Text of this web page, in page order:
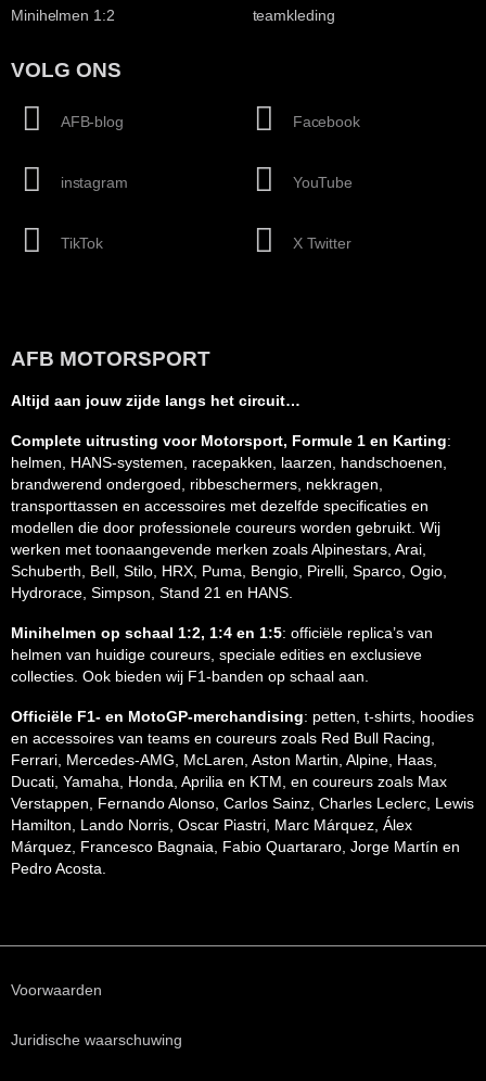
Minihelmen 1:2 teamkleding
VOLG ONS
AFB-blog
instagram
TikTok
Facebook
YouTube
X Twitter
AFB MOTORSPORT
Altijd aan jouw zijde langs het circuit…
Complete uitrusting voor Motorsport, Formule 1 en Karting:
helmen, HANS-systemen, racepakken, laarzen, handschoenen,
brandwerend ondergoed, ribbeschermers, nekkragen,
transporttassen en accessoires met dezelfde specificaties en
modellen die door professionele coureurs worden gebruikt. Wij
werken met toonaangevende merken zoals Alpinestars, Arai,
Schuberth, Bell, Stilo, HRX, Puma, Bengio, Pirelli, Sparco, Ogio,
Hydrorace, Simpson, Stand 21 en HANS.
Minihelmen op schaal 1:2, 1:4 en 1:5: officiële replica’s van
helmen van huidige coureurs, speciale edities en exclusieve
collecties. Ook bieden wij F1-banden op schaal aan.
Officiële F1- en MotoGP-merchandising: petten, t-shirts, hoodies
en accessoires van teams en coureurs zoals Red Bull Racing,
Ferrari, Mercedes-AMG, McLaren, Aston Martin, Alpine, Haas,
Ducati, Yamaha, Honda, Aprilia en KTM, en coureurs zoals Max
Verstappen, Fernando Alonso, Carlos Sainz, Charles Leclerc, Lewis
Hamilton, Lando Norris, Oscar Piastri, Marc Márquez, Álex
Márquez, Francesco Bagnaia, Fabio Quartararo, Jorge Martín en
Pedro Acosta.
Voorwaarden
Juridische waarschuwing